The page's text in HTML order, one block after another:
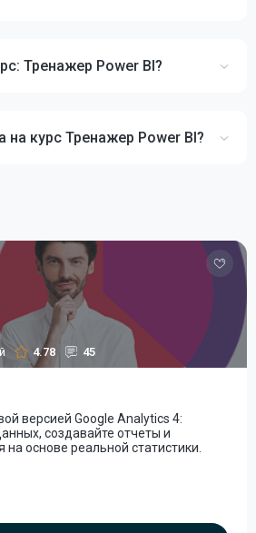
Тренажер Power BI?
на курс Тренажер Power BI?
4.78 45
версией Google Analytics 4:
создавайте отчеты и
основе реальной статистики.